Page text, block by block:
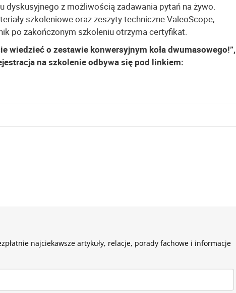
z możliwością zadawania pytań na żywo.
szkoleniowe oraz zeszyty techniczne ValeoScope,
po zakończonym szkoleniu otrzyma certyfikat.
wiedzieć o zestawie konwersyjnym koła dwumasowego!”,
na szkolenie odbywa się pod linkiem:
najciekawsze artykuły, relacje, porady fachowe i informacje